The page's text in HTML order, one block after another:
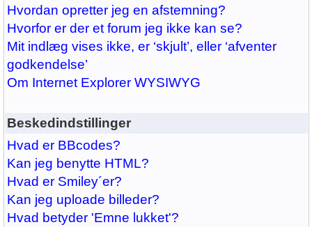
Hvordan opretter jeg en afstemning?
Hvorfor er der et forum jeg ikke kan se?
Mit indlæg vises ikke, er ‘skjult’, eller ‘afventer
godkendelse’
Om Internet Explorer WYSIWYG
Beskedindstillinger
Hvad er BBcodes?
Kan jeg benytte HTML?
Hvad er Smiley´er?
Kan jeg uploade billeder?
Hvad betyder 'Emne lukket'?